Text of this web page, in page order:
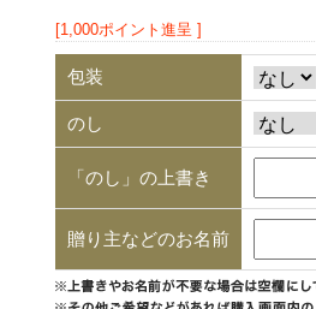
[1,000ポイント進呈 ]
包装
のし
「のし」の上書き
贈り主などのお名前